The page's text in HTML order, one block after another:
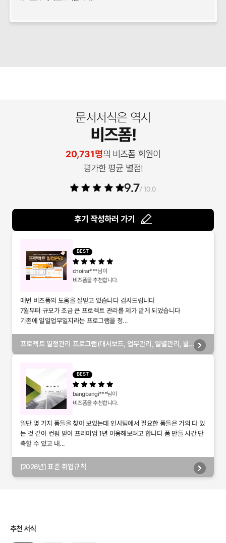
문서서식은 역시
비즈폼!
20,731명의 비즈폼 회원이
평가한 평균 별점!
9.7/ 10.0
후기 작성하러 가기
BEST
choirar***님이
비즈폼을 추천합니다.
매번 비즈폼의 도움을 잘받고 있습니다 감사드립니다
7월부터 규모가 조금 큰 프로젝트 관리를 제가 맡게 되었습니다
기존에 일일업무일지라는 프로그램을 정...
프로젝트 일정관리 프로그램(대시보드, 업무관리, 일별관리, 월
BEST
bangbangi***님이
비즈폼을 추천합니다.
일단 몇 가지 폼들을 찾아 보았는데 인사팀에서 필요한 폼들은 거의 다 있
는 것 같아 컨펌 받아 프리미엄 1년 이용해보려고 합니다 폼 만들 시간 단
축할 수 있고 내...
[2026년] 표준 취업규칙
추천 서식